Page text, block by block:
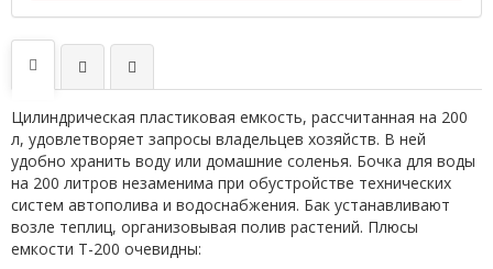
Цилиндрическая пластиковая емкость, рассчитанная на 200
л, удовлетворяет запросы владельцев хозяйств. В ней
удобно хранить воду или домашние соленья. Бочка для воды
на 200 литров незаменима при обустройстве технических
систем автополива и водоснабжения. Бак устанавливают
возле теплиц, организовывая полив растений. Плюсы
емкости Т-200 очевидны: